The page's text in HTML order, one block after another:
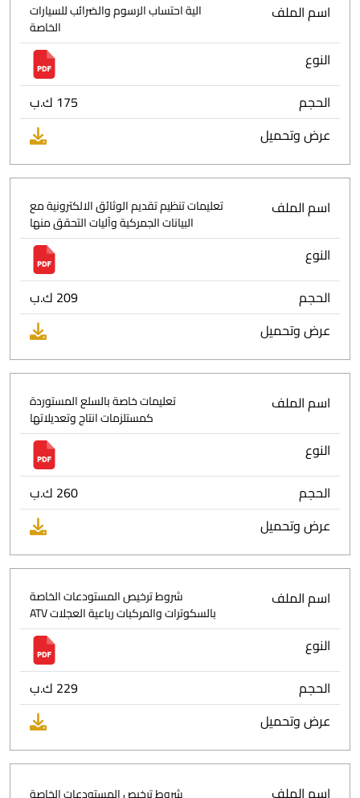
اسم الملف
الية احتساب الرسوم والضرائب للسيارات
الخاصة
النوع
الحجم
175 ك.ب
عرض وتحميل
اسم الملف
تعليمات تنظيم تقديم الوثائق الالكترونية مع
البيانات الجمركية وآليات التحقق منها
النوع
الحجم
209 ك.ب
عرض وتحميل
اسم الملف
تعليمات خاصة بالسلع المستوردة
كمستلزمات انتاج وتعديلاتها
النوع
الحجم
260 ك.ب
عرض وتحميل
اسم الملف
شروط ترخيص المستودعات الخاصة
بالسكوترات والمركبات رباعية العجلات ATV
النوع
الحجم
229 ك.ب
عرض وتحميل
اسم الملف